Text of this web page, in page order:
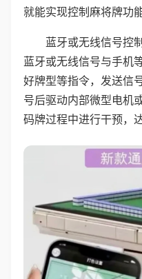
就能实现控制麻将牌功
蓝牙或无线信号控
蓝牙或无线信号与手机
好牌型等指令，发送信
号后驱动内部微型电机
码牌过程中进行干预，